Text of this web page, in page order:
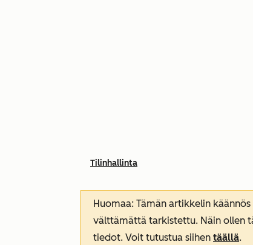
Tilinhallinta
Huomaa: Tämän artikkelin
välttämättä tarkistettu. Näin ollen
tiedot. Voit tutustua siihen täällä.